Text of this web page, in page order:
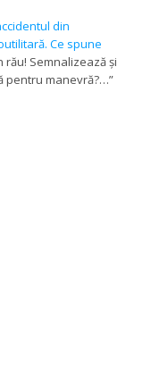
din
Ce spune
rău! Semnalizează și
pentru manevră?…”